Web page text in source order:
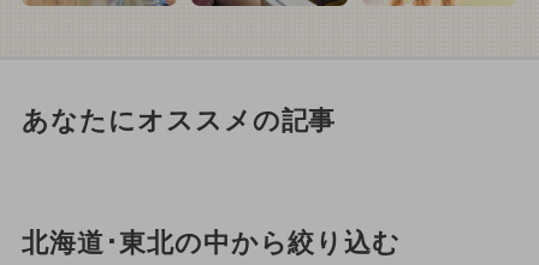
あなたにオススメの記事
北海道･東北の中から絞り込む